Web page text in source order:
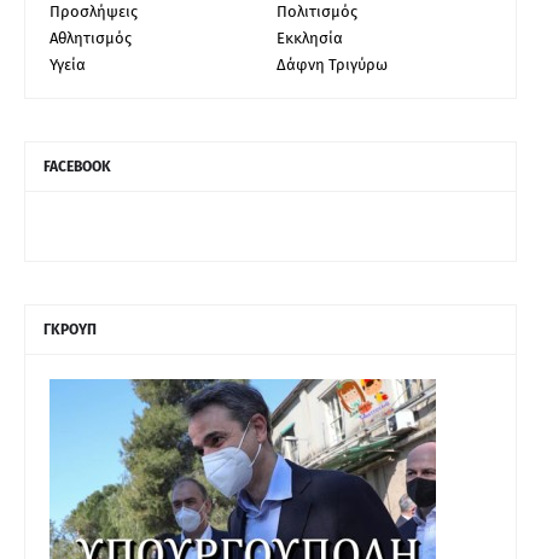
Προσλήψεις
Πολιτισμός
Αθλητισμός
Εκκλησία
Υγεία
Δάφνη Τριγύρω
FACEBOOK
ΓΚΡΟΥΠ